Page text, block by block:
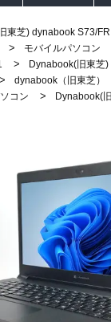
東芝) dynabook S73/FR
> モバイルパソコン
>
Dynabook(旧東芝
> dynabook（旧東芝）
コン > Dynabook(